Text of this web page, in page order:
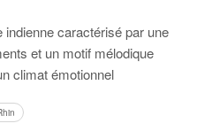
caractérisé par une
et un motif mélodique
climat émotionnel